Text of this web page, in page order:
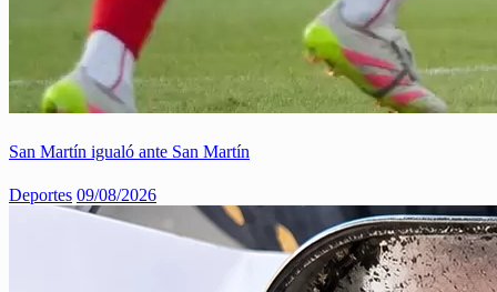
San Martín igualó ante San Martín
Deportes 09/08/2026